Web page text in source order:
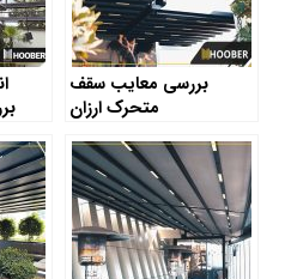
بررسی معایب سقف
متحرک ارزان